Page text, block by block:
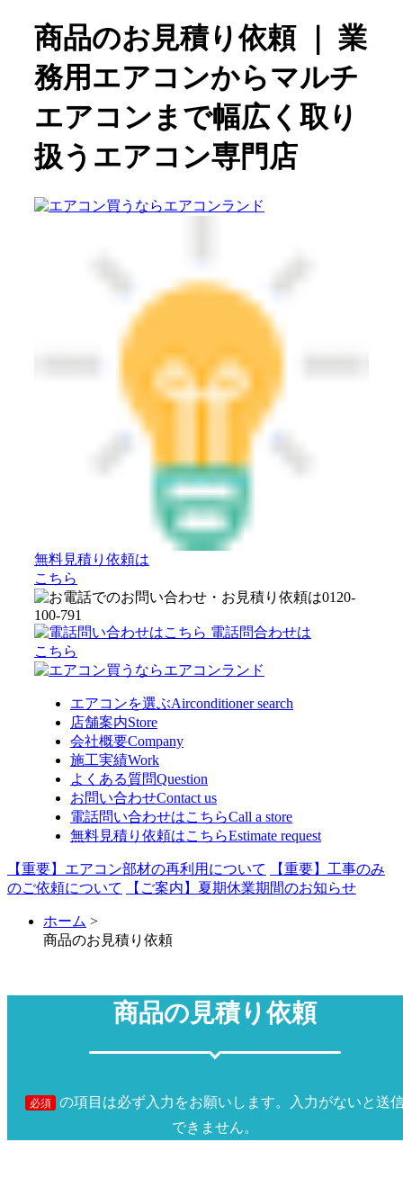
商品のお見積り依頼 ｜ 業
務用エアコンからマルチ
エアコンまで幅広く取り
扱うエアコン専門店
無料見積り依頼は
こちら
電話問合わせは
こちら
エアコンを選ぶAirconditioner search
店舗案内Store
会社概要Company
施工実績Work
よくある質問Question
お問い合わせContact us
電話問い合わせはこちらCall a store
無料見積り依頼はこちらEstimate request
【重要】エアコン部材の再利用について
【重要】工事のみ
のご依頼について
【ご案内】夏期休業期間のお知らせ
ホーム >
商品のお見積り依頼
商品の見積り依頼
必須
の項目は必ず入力をお願いします。入力がないと送
できません。